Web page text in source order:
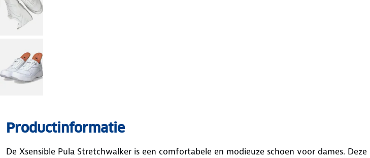
Productinformatie
De Xsensible Pula Stretchwalker is een comfortabele en modieuze schoen voor dames. Deze